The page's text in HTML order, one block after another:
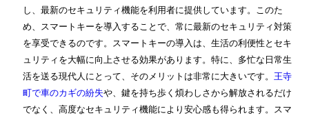
し、最新のセキュリティ機能を利用者に提供しています。このた
め、スマートキーを導入することで、常に最新のセキュリティ対策
を享受できるのです。スマートキーの導入は、生活の利便性とセキ
ュリティを大幅に向上させる効果があります。特に、多忙な日常生
活を送る現代人にとって、そのメリットは非常に大きいです。王寺
町で車のカギの紛失や、鍵を持ち歩く煩わしさから解放されるだけ
でなく、高度なセキュリティ機能により安心感も得られます。スマ